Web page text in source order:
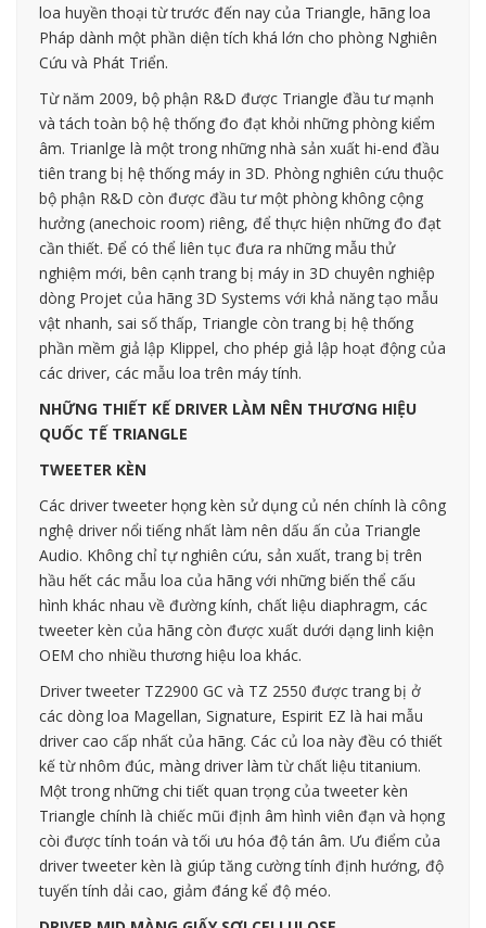
loa huyền thoại từ trước đến nay của Triangle, hãng loa
Pháp dành một phần diện tích khá lớn cho phòng Nghiên
Cứu và Phát Triển.
Từ năm 2009, bộ phận R&D được Triangle đầu tư mạnh
và tách toàn bộ hệ thống đo đạt khỏi những phòng kiểm
âm. Trianlge là một trong những nhà sản xuất hi-end đầu
tiên trang bị hệ thống máy in 3D. Phòng nghiên cứu thuộc
bộ phận R&D còn được đầu tư một phòng không cộng
hưởng (anechoic room) riêng, để thực hiện những đo đạt
cần thiết. Để có thể liên tục đưa ra những mẫu thử
nghiệm mới, bên cạnh trang bị máy in 3D chuyên nghiệp
dòng Projet của hãng 3D Systems với khả năng tạo mẫu
vật nhanh, sai số thấp, Triangle còn trang bị hệ thống
phần mềm giả lập Klippel, cho phép giả lập hoạt động của
các driver, các mẫu loa trên máy tính.
NHỮNG THIẾT KẾ DRIVER LÀM NÊN THƯƠNG HIỆU
QUỐC TẾ TRIANGLE
TWEETER KÈN
Các driver tweeter họng kèn sử dụng củ nén chính là công
nghệ driver nổi tiếng nhất làm nên dấu ấn của Triangle
Audio. Không chỉ tự nghiên cứu, sản xuất, trang bị trên
hầu hết các mẫu loa của hãng với những biến thể cấu
hình khác nhau về đường kính, chất liệu diaphragm, các
tweeter kèn của hãng còn được xuất dưới dạng linh kiện
OEM cho nhiều thương hiệu loa khác.
Driver tweeter TZ2900 GC và TZ 2550 được trang bị ở
các dòng loa Magellan, Signature, Espirit EZ là hai mẫu
driver cao cấp nhất của hãng. Các củ loa này đều có thiết
kế từ nhôm đúc, màng driver làm từ chất liệu titanium.
Một trong những chi tiết quan trọng của tweeter kèn
Triangle chính là chiếc mũi định âm hình viên đạn và họng
còi được tính toán và tối ưu hóa độ tán âm. Ưu điểm của
driver tweeter kèn là giúp tăng cường tính định hướng, độ
tuyến tính dải cao, giảm đáng kể độ méo.